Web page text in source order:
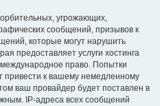
угрожающих,
сообщений, призывов к
которые могут нарушить
предоставляет услуги хостинга
право. Попытки
привести к вашему немедленному
ваш провайдер будет поставлен в
IP-адреса всех сообщений